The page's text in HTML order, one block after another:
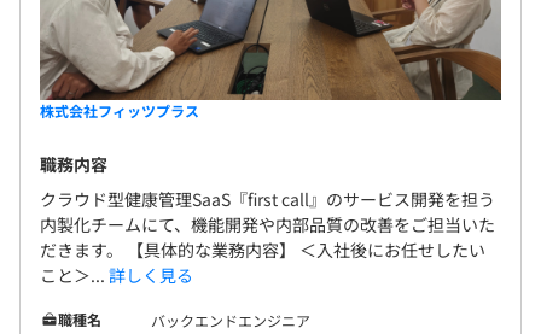
株式会社フィッツプラス
職務内容
クラウド型健康管理SaaS『first call』のサービス開発を担う
内製化チームにて、機能開発や内部品質の改善をご担当いた
だきます。 【具体的な業務内容】 ＜入社後にお任せしたい
こと＞... 詳しく見る
職種名
バックエンドエンジニア